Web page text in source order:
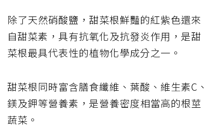
除了天然硝酸鹽，甜菜根鮮豔的紅紫色還來
自甜菜素，具有抗氧化及抗發炎作用，是甜
菜根最具代表性的植物化學成分之一。
甜菜根同時富含膳食纖維、葉酸、維生素C、
鎂及鉀等營養素，是營養密度相當高的根莖
蔬菜。